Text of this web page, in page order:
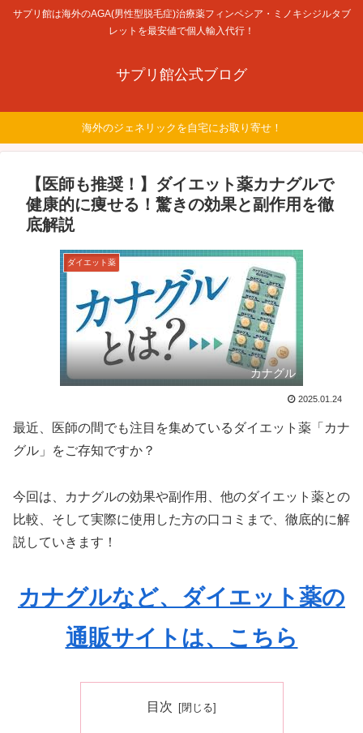
サプリ館は海外のAGA(男性型脱毛症)治療薬フィンペシア・ミノキシジルタブ
レットを最安値で個人輸入代行！
サプリ館公式ブログ
海外のジェネリックを自宅にお取り寄せ！
【医師も推奨！】ダイエット薬カナグルで
健康的に痩せる！驚きの効果と副作用を徹
底解説
ダイエット薬
カナグル
2025.01.24
最近、医師の間でも注目を集めているダイエット薬「カナ
グル」をご存知ですか？
今回は、カナグルの効果や副作用、他のダイエット薬との
比較、そして実際に使用した方の口コミまで、徹底的に解
説していきます！
カナグルなど、ダイエット薬の
通販サイトは、こちら
目次